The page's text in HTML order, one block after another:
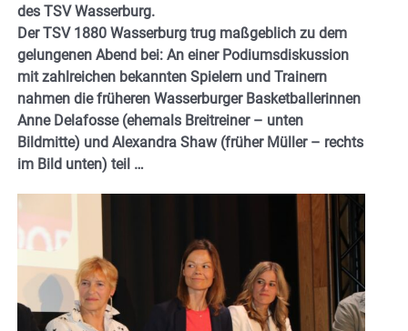
des TSV Wasserburg.
Der TSV 1880 Wasserburg trug maßgeblich zu dem
gelungenen Abend bei: An einer Podiumsdiskussion
mit zahlreichen bekannten Spielern und Trainern
nahmen die früheren Wasserburger Basketballerinnen
Anne Delafosse (ehemals Breitreiner – unten
Bildmitte) und Alexandra Shaw (früher Müller – rechts
im Bild unten) teil …